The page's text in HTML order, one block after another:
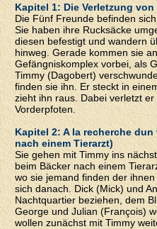
Kapitel 1: Die Verletzung
Die Fünf Freunde befinden
Sie haben ihre Rucksäcke
diesen befestigt und wandern
hinweg. Gerade kommen sie
Gefängniskomplex vorbei, als
Timmy (Dagobert)
finden sie ihn. Er steckt in
zieht ihn raus. Dabei verletzt
Vorderpfoten.
Kapitel 2: A la recherche
nach einem Tierarzt)
Sie gehen mit Timmy ins
beim Bäcker nach einem
wo sie jemand finden der
sich danach. Dick (Mick) und
Nachtquartier beziehen, dem
George und Julian (François)
wollen zunächst mit Timmy